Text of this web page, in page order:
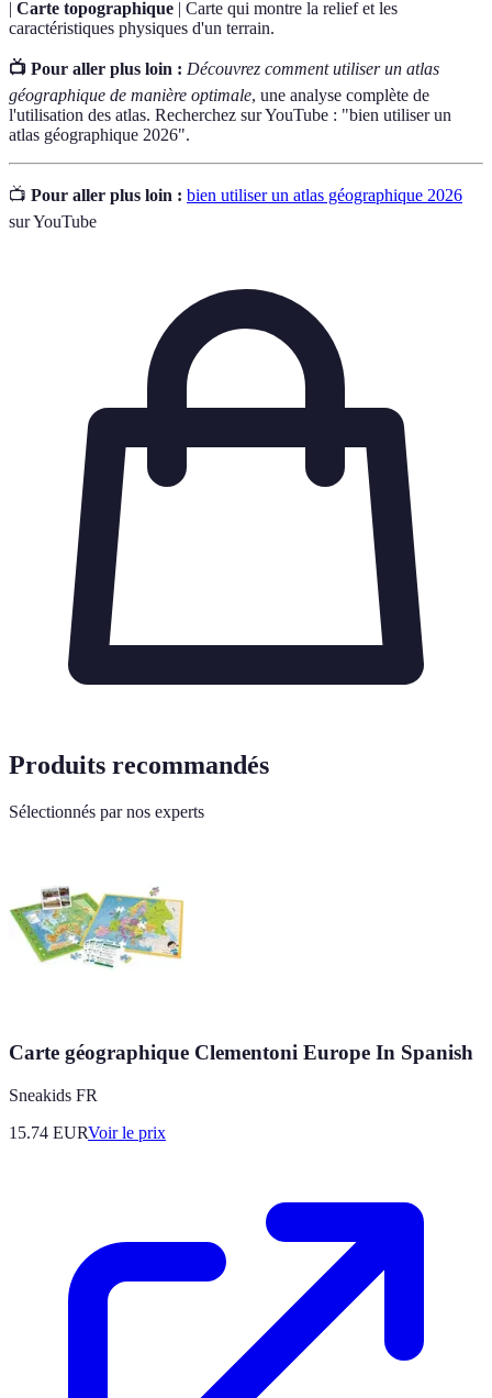
| Carte topographique | Carte qui montre la relief et les
caractéristiques physiques d'un terrain.
📺 Pour aller plus loin : Découvrez comment utiliser un atlas
géographique de manière optimale, une analyse complète de
l'utilisation des atlas. Recherchez sur YouTube : "bien utiliser un
atlas géographique 2026".
📺 Pour aller plus loin : bien utiliser un atlas géographique 2026
sur YouTube
Produits recommandés
Sélectionnés par nos experts
Carte géographique Clementoni Europe In Spanish
Sneakids FR
15.74 EURVoir le prix